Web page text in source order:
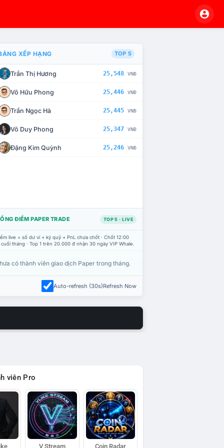
CHẾ TÀI XỬ LÝ VI PHẠM
XẾP HẠNG TOP 5
Trần Thị Hương 25,548 VNĐ
Võ Hữu Phong 25,446 VNĐ
Trần Ngọc Hà 25,445 VNĐ
Võ Duy Phong 25,347 VNĐ
Đặng Kim Quỳnh 25,246 VNĐ
ĐIỂM PAPER TRADE TOP 5 · LIVE
live = số dư ví + ký quỹ + PnL chưa chốt · Chốt 12:00
tháng · Top 1 trên 20.000 đ nhận 30 ngày VIP Whale.
có thành viên giao dịch Paper trong tháng.
Auto-refresh (30s)Refresh Now
viên Pro
V Stream Coin Radar